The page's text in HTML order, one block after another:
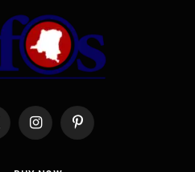
InstagramPinterest